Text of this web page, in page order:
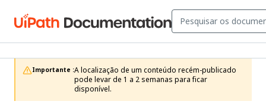
Importante :A localização de um conteúdo recém-publicado
pode levar de 1 a 2 semanas para ficar
disponível.